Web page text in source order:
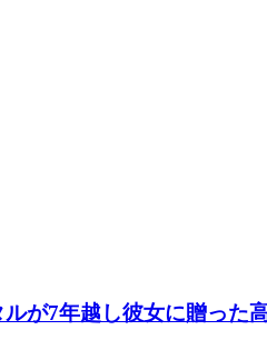
が7年越し彼女に贈った